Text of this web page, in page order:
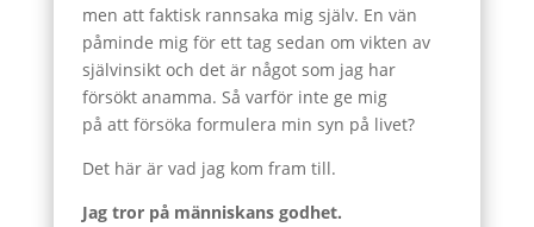
men att faktisk rannsaka mig själv. En vän
påminde mig för ett tag sedan om vikten av
självinsikt och det är något som jag har
försökt anamma. Så varför inte ge mig
på att försöka formulera min syn på livet?
Det här är vad jag kom fram till.
Jag tror på människans godhet.